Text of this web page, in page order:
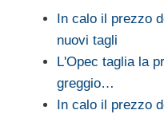
In calo il prezzo
nuovi tagli
L'Opec taglia la
greggio…
In calo il prezzo